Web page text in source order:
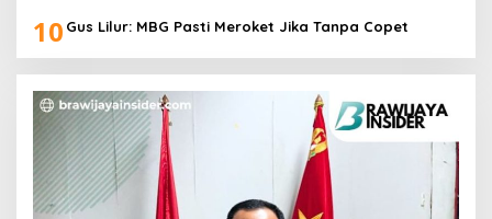
10 Gus Lilur: MBG Pasti Meroket Jika Tanpa Copet